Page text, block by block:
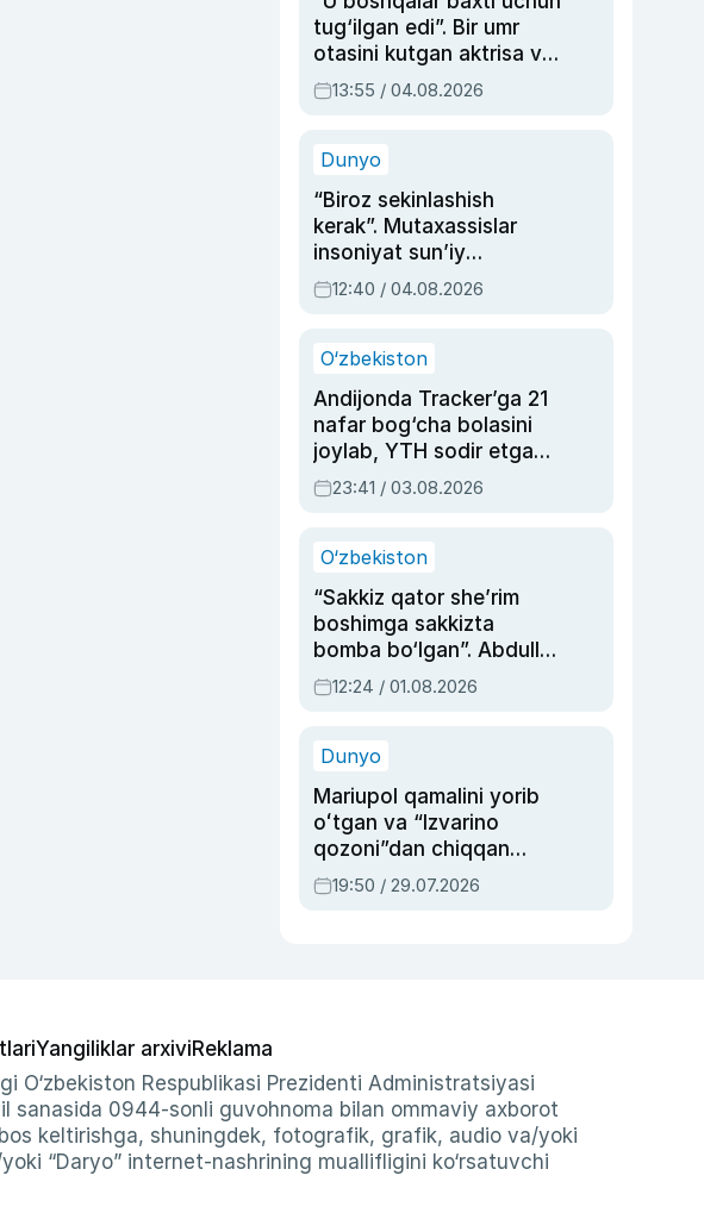
tug‘ilgan edi”. Bir umr
otasini kutgan aktrisa va
dublyaj ustasi Rimma
Ahmedovaning
13:55 / 04.08.2026
Dunyo
“Biroz sekinlashish
kerak”. Mutaxassislar
insoniyat sun’iy
intellektni boshqara
olmay qolishidan xavotir
12:40 / 04.08.2026
O‘zbekiston
Andijonda Tracker’ga 21
nafar bog‘cha bolasini
joylab, YTH sodir etgan
ayolga sud hukmi o‘qildi
23:41 / 03.08.2026
O‘zbekiston
“Sakkiz qator she’rim
boshimga sakkizta
bomba bo‘lgan”. Abdulla
Oripovni siyosiy
ayblovlardan asrab
12:24 / 01.08.2026
Dunyo
Mariupol qamalini yorib
oʻtgan va “Izvarino
qozoni”dan chiqqan
qahramon — Ukraina
armiyasi bosh
19:50 / 29.07.2026
Yangiliklar arxiviReklama
O‘zbekiston Respublikasi Prezidenti Administratsiyasi
sanasida 0944-sonli guvohnoma bilan ommaviy axborot
keltirishga, shuningdek, fotografik, grafik, audio va/yoki
“Daryo” internet-nashrining muallifligini ko‘rsatuvchi